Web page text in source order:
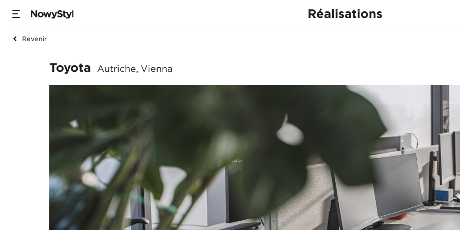
Réalisations
Revenir
Toyota
Toyota Autriche, Vienna